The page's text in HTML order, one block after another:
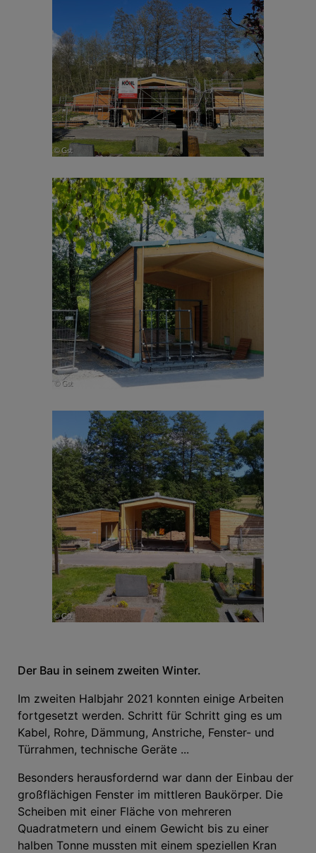
Der Bau in seinem zweiten Winter.
Im zweiten Halbjahr 2021 konnten einige Arbeiten
fortgesetzt werden. Schritt für Schritt ging es um
Kabel, Rohre, Dämmung, Anstriche, Fenster- und
Türrahmen, technische Geräte ...
Besonders herausfordernd war dann der Einbau der
großflächigen Fenster im mittleren Baukörper. Die
Scheiben mit einer Fläche von mehreren
Quadratmetern und einem Gewicht bis zu einer
halben Tonne mussten mit einem speziellen Kran